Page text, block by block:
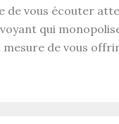
de vous écouter
qui
mesure de vous